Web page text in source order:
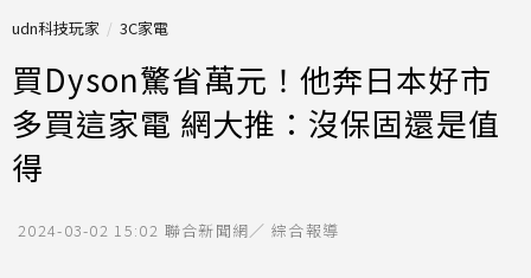
udn科技玩家 3C家電
買Dyson驚省萬元！他奔日本好市
多買這家電 網大推：沒保固還是值
得
2024-03-02 15:02 聯合新聞網／ 綜合報導